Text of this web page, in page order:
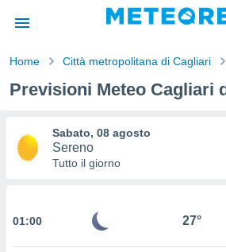
Home Città metropolitana di Cagliari
Previsioni Meteo Cagliari
Sabato, 08 agosto
Sereno
Tutto il giorno
Nord-ovest 23-34 km/h
01:00 27°